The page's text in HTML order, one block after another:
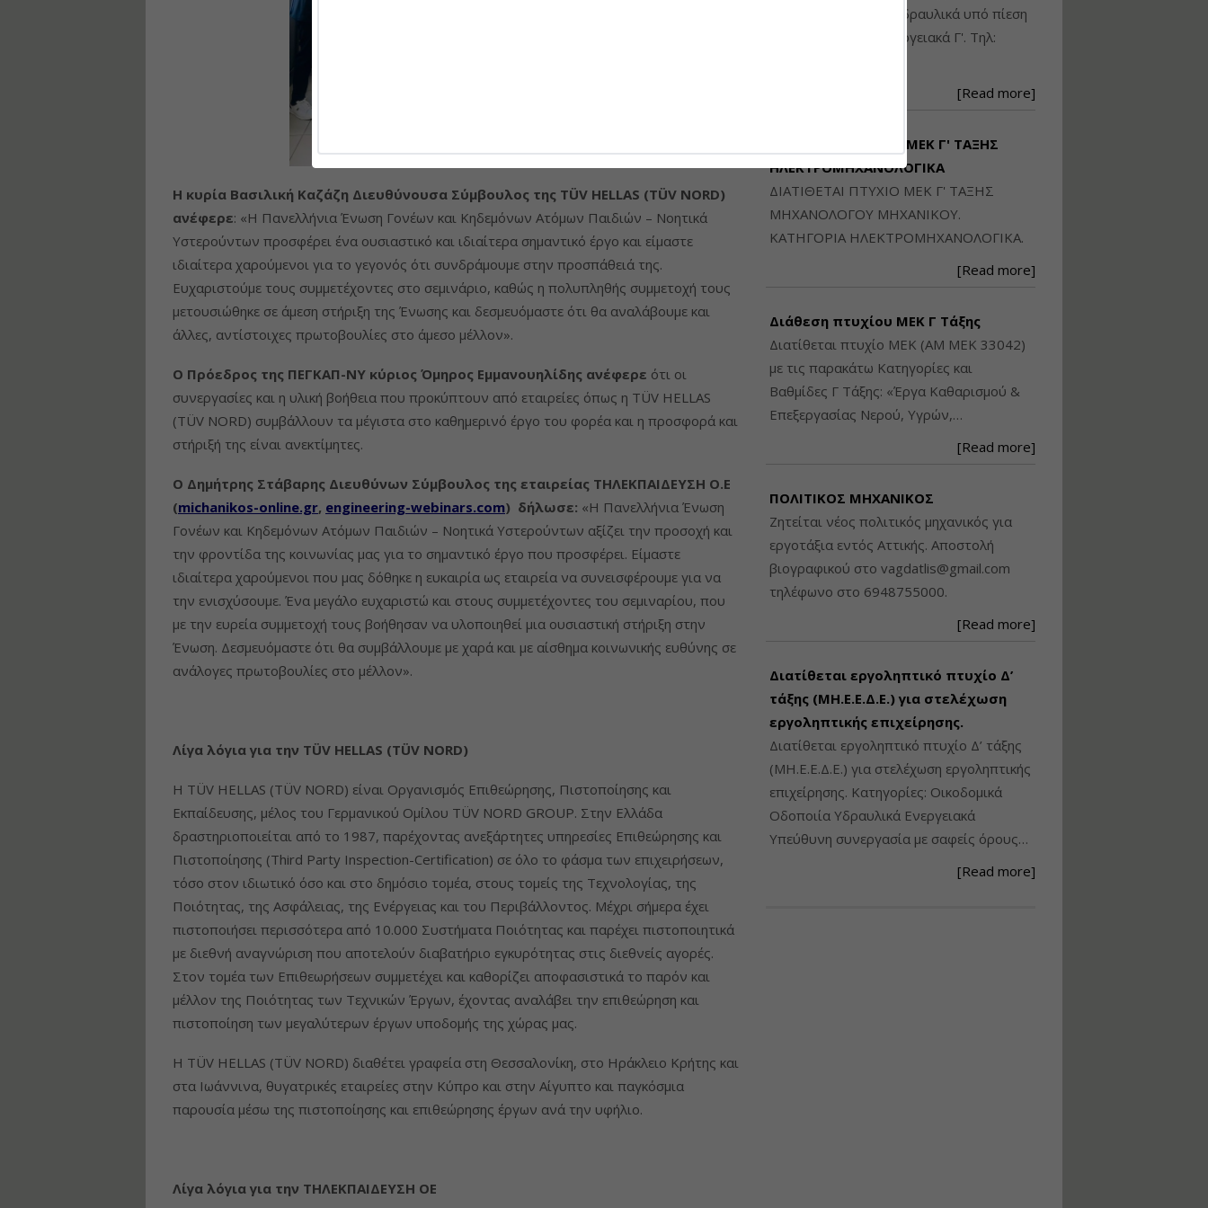
Η κυρία Βασιλική Καζάζη Διευθύνουσα Σύμβουλος της TÜV HELLAS (TÜV NORD)
ανέφερε: «Η Πανελλήνια Ένωση Γονέων και Κηδεμόνων Ατόμων Παιδιών – Νοητικά
Υστερούντων προσφέρει ένα ουσιαστικό και ιδιαίτερα σημαντικό έργο και είμαστε
ιδιαίτερα χαρούμενοι για το γεγονός ότι συνδράμουμε στην προσπάθειά της.
Ευχαριστούμε τους συμμετέχοντες στο σεμινάριο, καθώς η πολυπληθής συμμετοχή τους
μετουσιώθηκε σε άμεση στήριξη της Ένωσης και δεσμευόμαστε ότι θα αναλάβουμε και
άλλες, αντίστοιχες πρωτοβουλίες στο άμεσο μέλλον».
Ο Πρόεδρος της ΠΕΓΚΑΠ-ΝΥ κύριος Όμηρος Εμμανουηλίδης ανέφερε ότι οι
συνεργασίες και η υλική βοήθεια που προκύπτουν από εταιρείες όπως η TÜV HELLAS
(TÜV NORD) συμβάλλουν τα μέγιστα στο καθημερινό έργο του φορέα και η προσφορά και
στήριξή της είναι ανεκτίμητες.
Ο Δημήτρης Στάβαρης Διευθύνων Σύμβουλος της εταιρείας ΤΗΛΕΚΠΑΙΔΕΥΣΗ Ο.Ε
(michanikos-online.gr, engineering-webinars.com) δήλωσε: «Η Πανελλήνια Ένωση
Γονέων και Κηδεμόνων Ατόμων Παιδιών – Νοητικά Υστερούντων αξίζει την προσοχή και
την φροντίδα της κοινωνίας μας για το σημαντικό έργο που προσφέρει. Είμαστε
ιδιαίτερα χαρούμενοι που μας δόθηκε η ευκαιρία ως εταιρεία να συνεισφέρουμε για να
την ενισχύσουμε. Ένα μεγάλο ευχαριστώ και στους συμμετέχοντες του σεμιναρίου, που
με την ευρεία συμμετοχή τους βοήθησαν να υλοποιηθεί μια ουσιαστική στήριξη στην
Ένωση. Δεσμευόμαστε ότι θα συμβάλλουμε με χαρά και με αίσθημα κοινωνικής ευθύνης σε
ανάλογες πρωτοβουλίες στο μέλλον».
Λίγα λόγια για την TÜV HELLAS (TÜV NORD)
Η TÜV HELLAS (TÜV NORD) είναι Οργανισμός Επιθεώρησης, Πιστοποίησης και
Εκπαίδευσης, μέλος του Γερμανικού Ομίλου TÜV NORD GROUP. Στην Ελλάδα
δραστηριοποιείται από το 1987, παρέχοντας ανεξάρτητες υπηρεσίες Επιθεώρησης και
Πιστοποίησης (Third Party Inspection-Certification) σε όλο το φάσμα των επιχειρήσεων,
τόσο στον ιδιωτικό όσο και στο δημόσιο τομέα, στους τομείς της Τεχνολογίας, της
Ποιότητας, της Ασφάλειας, της Ενέργειας και του Περιβάλλοντος. Μέχρι σήμερα έχει
πιστοποιήσει περισσότερα από 10.000 Συστήματα Ποιότητας και παρέχει πιστοποιητικά
με διεθνή αναγνώριση που αποτελούν διαβατήριο εγκυρότητας στις διεθνείς αγορές.
Στον τομέα των Επιθεωρήσεων συμμετέχει και καθορίζει αποφασιστικά το παρόν και
μέλλον της Ποιότητας των Τεχνικών Έργων, έχοντας αναλάβει την επιθεώρηση και
πιστοποίηση των μεγαλύτερων έργων υποδομής της χώρας μας.
Η TÜV HELLAS (TÜV NORD) διαθέτει γραφεία στη Θεσσαλονίκη, στο Ηράκλειο Κρήτης και
στα Ιωάννινα, θυγατρικές εταιρείες στην Κύπρο και στην Αίγυπτο και παγκόσμια
παρουσία μέσω της πιστοποίησης και επιθεώρησης έργων ανά την υφήλιο.
Λίγα λόγια για την ΤΗΛΕΚΠΑΙΔΕΥΣΗ ΟΕ
Μηχανικού: Η/Μ Γ', Υδραυλικά υπό πίεση
Β', Βιομηχανικά - Ενεργειακά Γ'. Τηλ:
[Read more]
ΔΙΑΤΙΘΕΤΑΙ ΠΤΥΧΙΟ ΜΕΚ Γ' ΤΑΞΗΣ
ΗΛΕΚΤΡΟΜΗΧΑΝΟΛΟΓΙΚΑ
ΔΙΑΤΙΘΕΤΑΙ ΠΤΥΧΙΟ ΜΕΚ Γ' ΤΑΞΗΣ
ΜΗΧΑΝΟΛΟΓΟΥ ΜΗΧΑΝΙΚΟΥ.
ΚΑΤΗΓΟΡΙΑ ΗΛΕΚΤΡΟΜΗΧΑΝΟΛΟΓΙΚΑ.
[Read more]
Διάθεση πτυχίου ΜΕΚ Γ Τάξης
Διατίθεται πτυχίο ΜΕΚ (ΑΜ ΜΕΚ 33042)
με τις παρακάτω Κατηγορίες και
Βαθμίδες Γ Τάξης: «Έργα Καθαρισμού &
Επεξεργασίας Νερού, Υγρών,…
[Read more]
ΠΟΛΙΤΙΚΟΣ ΜΗΧΑΝΙΚΟΣ
Ζητείται νέος πολιτικός μηχανικός για
εργοτάξια εντός Αττικής. Αποστολή
βιογραφικού στο vagdatlis@gmail.com
τηλέφωνο στο 6948755000.
[Read more]
Διατίθεται εργοληπτικό πτυχίο Δ’
τάξης (ΜΗ.Ε.Ε.Δ.Ε.) για στελέχωση
εργοληπτικής επιχείρησης.
Διατίθεται εργοληπτικό πτυχίο Δ’ τάξης
(ΜΗ.Ε.Ε.Δ.Ε.) για στελέχωση εργοληπτικής
επιχείρησης. Κατηγορίες: Οικοδομικά
Οδοποιία Υδραυλικά Ενεργειακά
Υπεύθυνη συνεργασία με σαφείς όρους…
[Read more]
Ταυτότητα Κτιρίου/
και Πράξη (2024)
Πολεοδομικού
Σχεδιασμού Εντός
Ορίων Πόλεων και
Οικισμών και Εκτός
Εισηγήτρια:
Τιμή από: €145.00
Διάρκεια: 8 ώρες
τεχνολογίας
φωτισμού LED και
Εισηγητής:Στέφανος Τουλόγλου
Τιμή από: €190.00
Διάρκεια: 12 ώρες
Εκπόνηση Τοπικών και
Εισηγητής:
Τιμή από: €130.00
Διάρκεια: 6 ώρες
Επίβλεψη Δημοσίων
Έργων με τον
Ν.4782/2021